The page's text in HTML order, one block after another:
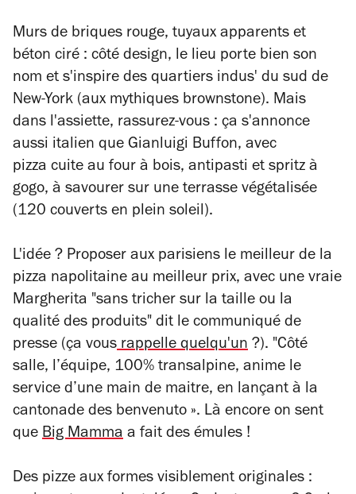
Murs de briques rouge, tuyaux apparents et
béton ciré : côté design, le lieu porte bien son
nom et s'inspire des quartiers indus' du sud de
New-York (aux mythiques brownstone). Mais
dans l'assiette, rassurez-vous : ça s'annonce
aussi italien que Gianluigi Buffon, avec
pizza cuite au four à bois, antipasti et spritz à
gogo, à savourer sur une terrasse végétalisée
(120 couverts en plein soleil).
L'idée ? Proposer aux parisiens le meilleur de la
pizza napolitaine au meilleur prix, avec une vraie
Margherita "sans tricher sur la taille ou la
qualité des produits" dit le communiqué de
presse (ça vousrappelle quelqu'un ?). "Côté
salle, l’équipe, 100% transalpine, anime le
service d’une main de maitre, en lançant à la
cantonade des benvenuto ». Là encore on sent
que Big Mamma a fait des émules !
Des pizze aux formes visiblement originales :